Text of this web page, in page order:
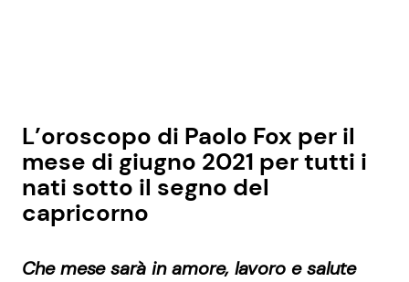
L’oroscopo di Paolo Fox per il
mese di giugno 2021 per tutti i
nati sotto il segno del
capricorno
Che mese sarà in amore, lavoro e salute